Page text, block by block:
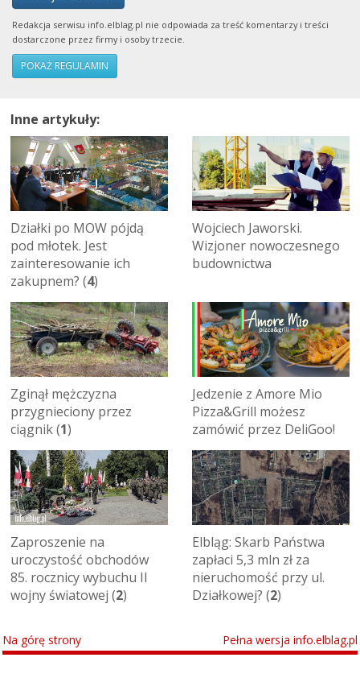
Redakcja serwisu info.elblag.pl nie odpowiada za treść komentarzy i treści
dostarczone przez firmy i osoby trzecie.
POKAŻ REGULAMIN
Inne artykuły:
Działki po MOW pójdą
pod młotek. Jest
zainteresowanie ich
zakupnem? (4)
Wojciech Jaworski.
Wizjoner nowoczesnego
budownictwa
Zginął mężczyzna
przygnieciony przez
ciągnik (1)
Jedzenie z Amore Mio
Pizza&Grill możesz
zamówić przez DeliGoo!
Zaproszenie na
uroczystość obchodów
85. rocznicy wybuchu II
wojny światowej (2)
Elbląg: Skarb Państwa
zapłaci 5,3 mln zł za
nieruchomość przy ul.
Działkowej? (2)
Na górę strony Pełna wersja info.elblag.pl